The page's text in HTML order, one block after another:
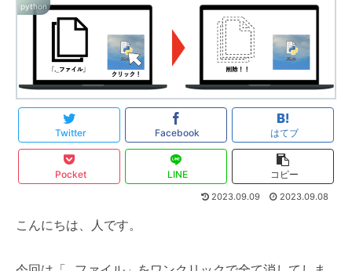
python
Twitter Facebook はてブ
Pocket LINE コピー
2023.09.09 2023.09.08
こんにちは、人です。